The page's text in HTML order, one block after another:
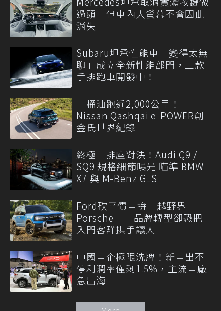
過頭 但車內大螢幕不會因此
消失
Subaru坦承性能車「變得太無
聊」成立全新性能部門，三款
手排跑車開發中！
一桶油跑近2,000公里！
Nissan Qashqai e-POWER創
金氏世界紀錄
終極三排座對決！Audi Q9 /
SQ9 規格細節曝光 瞄準 BMW
X7 與 M-Benz GLS
Ford砍平價車拚「越野界
Porsche」 品牌轉型卻恐把
入門客群拱手讓人
中國車企極限洗牌！新車出不
停利潤率僅剩1.5%，主流車廠
急出海